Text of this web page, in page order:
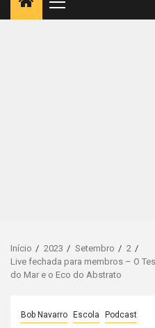
Menu
principal
Início 2023 Setembro
2
Live fechada para membros – O
do Mar e o Eco do Abstrato
Bob Navarro Escola Podcast